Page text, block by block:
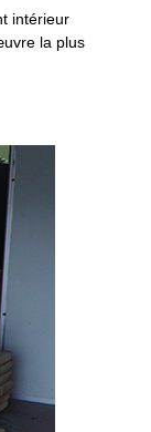
intérieur
la plus